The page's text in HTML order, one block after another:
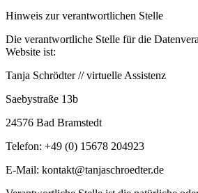
Hinweis zur verantwortlichen Stelle
Die verantwortliche Stelle für die
Website ist:
Tanja Schrödter // virtuelle Assistenz
Saebystraße 13b
24576 Bad Bramstedt
Telefon: +49 (0) 15678 204923
E-Mail: kontakt@tanjaschroedter.de